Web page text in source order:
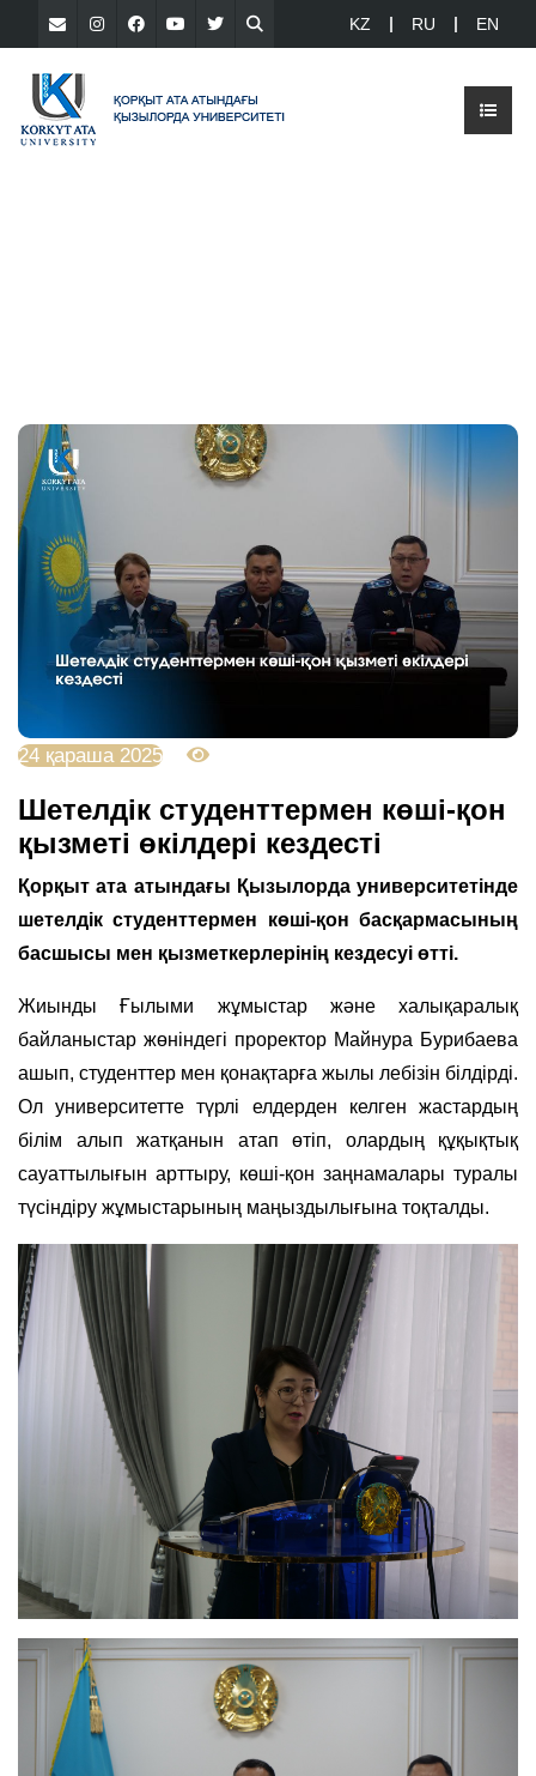
KZ RU EN
24 қараша 2025
Шетелдік студенттермен көші-қон
қызметі өкілдері кездесті
Қорқыт ата атындағы Қызылорда университетінде
шетелдік студенттермен көші-қон басқармасының
басшысы мен қызметкерлерінің кездесуі өтті.
Жиынды Ғылыми жұмыстар және халықаралық
байланыстар жөніндегі проректор Майнура Бурибаева
ашып, студенттер мен қонақтарға жылы лебізін білдірді.
Ол университетте түрлі елдерден келген жастардың
білім алып жатқанын атап өтіп, олардың құқықтық
сауаттылығын арттыру, көші-қон заңнамалары туралы
түсіндіру жұмыстарының маңыздылығына тоқталды.